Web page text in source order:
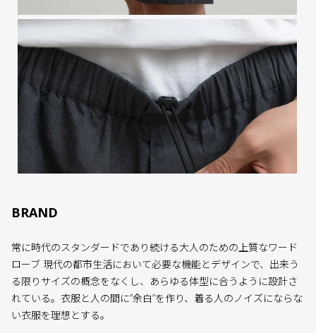
BRAND
常に時代のスタンダードであり続ける大人のための上質なワード
ローブ 現代の都市生活において必要な機能とデザインで、出来う
る限りサイズの概念をなくし、あらゆる体型に合うように設計さ
れている。衣服と人の間に”余白”を作り、着る人のノイズにならな
い衣服を理想とする。